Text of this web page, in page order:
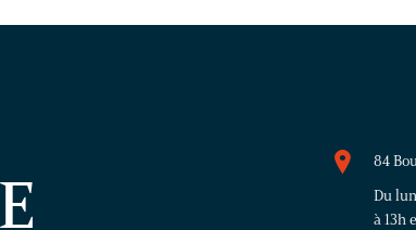
84
Du
à 13h